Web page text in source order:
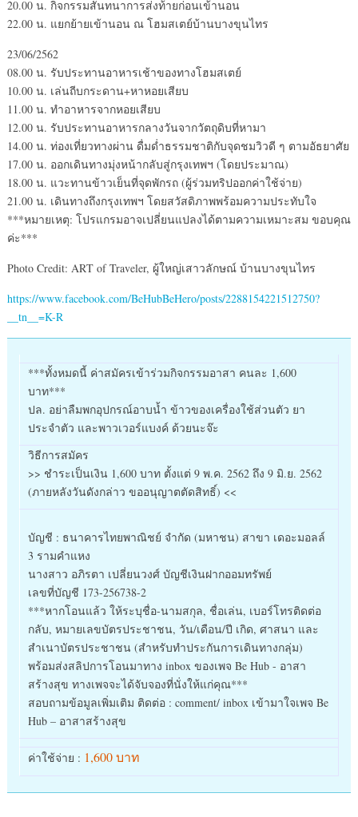
20.00 น. กิจกรรมสันทนาการส่งท้ายก่อนเข้านอน
22.00 น. แยกย้ายเข้านอน ณ โฮมสเตย์บ้านบางขุนไทร
23/06/2562
08.00 น. รับประทานอาหารเช้าของทางโฮมสเตย์
10.00 น. เล่นถีบกระดาน+หาหอยเสียบ
11.00 น. ทำอาหารจากหอยเสียบ
12.00 น. รับประทานอาหารกลางวันจากวัตถุดิบที่หามา
14.00 น. ท่องเที่ยวทางผ่าน ดื่มด่ำธรรมชาติกับจุดชมวิวดี ๆ ตามอัธยาศัย
17.00 น. ออกเดินทางมุ่งหน้ากลับสู่กรุงเทพฯ (โดยประมาณ)
18.00 น. แวะทานข้าวเย็นที่จุดพักรถ (ผู้ร่วมทริปออกค่าใช้จ่าย)
21.00 น. เดินทางถึงกรุงเทพฯ โดยสวัสดิภาพพร้อมความประทับใจ
***หมายเหตุ: โปรแกรมอาจเปลี่ยนแปลงได้ตามความเหมาะสม ขอบคุณ
ค่ะ***
Photo Credit: ART of Traveler, ผู้ใหญ่เสาวลักษณ์ บ้านบางขุนไทร
https://www.facebook.com/BeHubBeHero/posts/2288154221512750?
__tn__=K-R
***ทั้งหมดนี้ ค่าสมัครเข้าร่วมกิจกรรมอาสา คนละ 1,600
บาท***
ปล. อย่าลืมพกอุปกรณ์อาบน้ำ ข้าวของเครื่องใช้ส่วนตัว ยา
ประจำตัว และพาวเวอร์แบงค์ ด้วยนะจ๊ะ
วิธีการสมัคร
>> ชำระเป็นเงิน 1,600 บาท ตั้งแต่ 9 พ.ค. 2562 ถึง 9 มิ.ย. 2562
(ภายหลังวันดังกล่าว ขออนุญาตตัดสิทธิ์) <<
บัญชี : ธนาคารไทยพาณิชย์ จำกัด (มหาชน) สาขา เดอะมอลล์
3 รามคำแหง
นางสาว อภิรตา เปลี่ยนวงศ์ บัญชีเงินฝากออมทรัพย์
เลขที่บัญชี 173-256738-2
***หากโอนแล้ว ให้ระบุชื่อ-นามสกุล, ชื่อเล่น, เบอร์โทรติดต่อ
กลับ, หมายเลขบัตรประชาชน, วัน/เดือน/ปี เกิด, ศาสนา และ
สำเนาบัตรประชาชน (สำหรับทำประกันการเดินทางกลุ่ม)
พร้อมส่งสลิปการโอนมาทาง inbox ของเพจ Be Hub - อาสา
สร้างสุข ทางเพจจะได้จับจองที่นั่งให้แก่คุณ***
สอบถามข้อมูลเพิ่มเติม ติดต่อ : comment/ inbox เข้ามาใจเพจ Be
Hub – อาสาสร้างสุข
ค่าใช้จ่าย : 1,600 บาท